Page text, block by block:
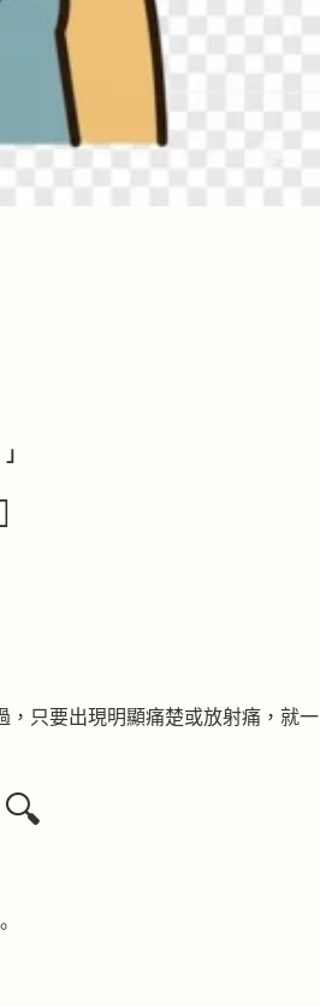
，只要出現明顯痛楚或放射痛，就一